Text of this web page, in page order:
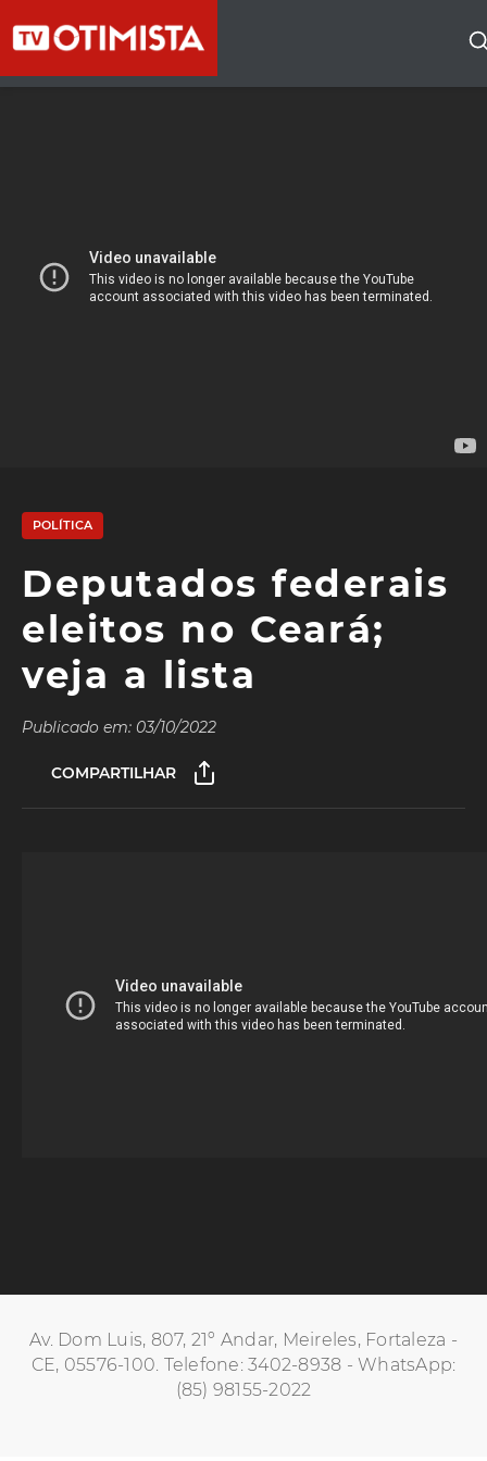
POLÍTICA
Deputados federais
eleitos no Ceará;
veja a lista
Publicado em: 03/10/2022
COMPARTILHAR
Av. Dom Luis, 807, 21º Andar, Meireles, Fortaleza -
CE, 05576-100. Telefone: 3402-8938 - WhatsApp:
(85) 98155-2022